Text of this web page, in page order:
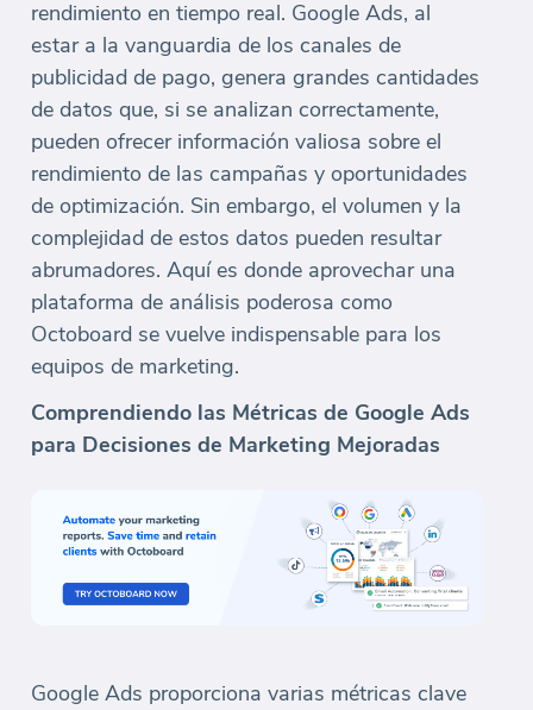
rendimiento en tiempo real. Google Ads, al
estar a la vanguardia de los canales de
publicidad de pago, genera grandes cantidades
de datos que, si se analizan correctamente,
pueden ofrecer información valiosa sobre el
rendimiento de las campañas y oportunidades
de optimización. Sin embargo, el volumen y la
complejidad de estos datos pueden resultar
abrumadores. Aquí es donde aprovechar una
plataforma de análisis poderosa como
Octoboard se vuelve indispensable para los
equipos de marketing.
Comprendiendo las Métricas de Google Ads
para Decisiones de Marketing Mejoradas
Google Ads proporciona varias métricas clave